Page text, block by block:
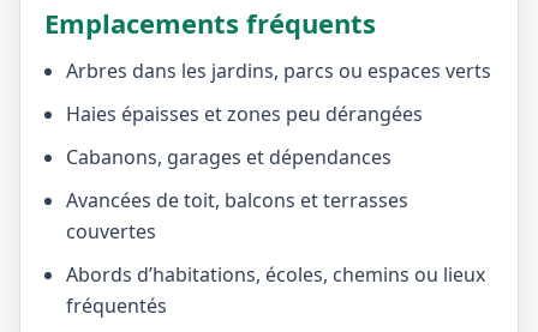
Emplacements fréquents
Arbres dans les jardins, parcs ou espaces verts
Haies épaisses et zones peu dérangées
Cabanons, garages et dépendances
Avancées de toit, balcons et terrasses
couvertes
Abords d’habitations, écoles, chemins ou lieux
fréquentés